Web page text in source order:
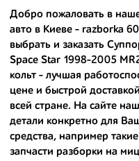
популярных марок. Мы
высококачественные
аналогов.
Многие наши оптовые
разборку как надежного и
требуется приобрести
автомобилей, то
подберут вам товар и
правильным выбором по
Купить комплектующие для
Добро пожаловать в
авто в Киеве - razborka
выбрать и заказать
Space Star 1998-2005
кольт - лучшая
цене и быстрой
всей стране. На сайте
детали конкретно для
средства, например
запчасти разборки на